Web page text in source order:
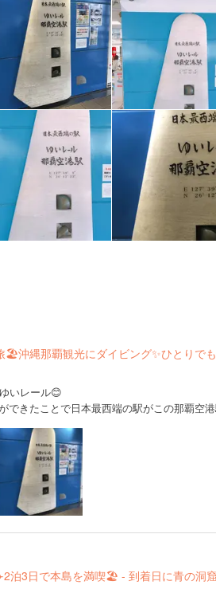
🏖沖縄那覇観光にダイビング✨ひとりで
いレール😊
できたことで日本最西端の駅がこの那覇空
泊3日で本島を満喫🏖 - 到着日に青の洞